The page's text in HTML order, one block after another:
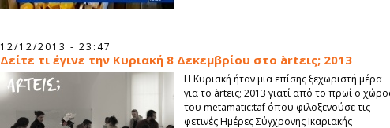
12/12/2013 - 23:47
Δείτε τι έγινε την Κυριακή 8 Δεκεμβρίου στο àrtεις; 2013
Η Κυριακή ήταν μια επίσης ξεχωριστή μέρα
για το àrtεις; 2013 γιατί από το πρωί ο
του metamatic:taf όπου φιλοξενούσε τις
φετινές Ημέρες Σύγχρονης Ικαριακής